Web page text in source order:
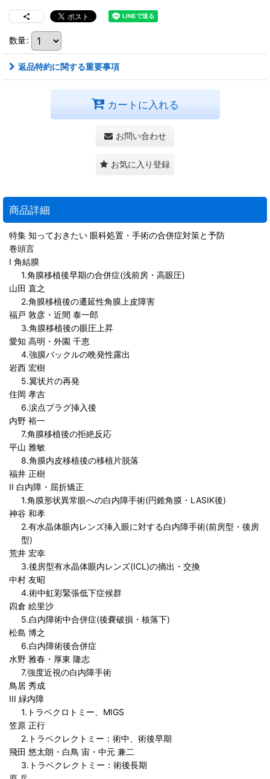
数量:
返品特約に関する重要事項
カートに入れる
お問い合わせ
お気に入り登録
商品詳細
特集 知っておきたい 眼科処置・手術の合併症対策と予防
巻頭言
I 角結膜
1.角膜移植後早期の合併症(浅前房・高眼圧)
山田 直之
2.角膜移植後の遷延性角膜上皮障害
福戸 敦彦・近間 泰一郎
3.角膜移植後の眼圧上昇
愛知 高明・外園 千恵
4.強膜バックルの晩発性露出
岩西 宏樹
5.翼状片の再発
住岡 孝吉
6.涙点プラグ挿入後
内野 裕一
7.角膜移植後の拒絶反応
平山 雅敏
8.角膜内皮移植後の移植片脱落
福井 正樹
II 白内障・屈折矯正
1.角膜形状異常眼への白内障手術(円錐角膜・LASIK後)
神谷 和孝
2.有水晶体眼内レンズ挿入眼に対する白内障手術(前房型・後房
型)
荒井 宏幸
3.後房型有水晶体眼内レンズ(ICL)の摘出・交換
中村 友昭
4.術中虹彩緊張低下症候群
四倉 絵里沙
5.白内障術中合併症(後嚢破損・核落下)
松島 博之
6.白内障術後合併症
水野 雅春・厚東 隆志
7.強度近視の白内障手術
鳥居 秀成
III 緑内障
1.トラベクロトミー、MIGS
笠原 正行
2.トラベクレクトミー：術中、術後早期
飛田 悠太朗・白鳥 宙・中元 兼二
3.トラベクレクトミー：術後長期